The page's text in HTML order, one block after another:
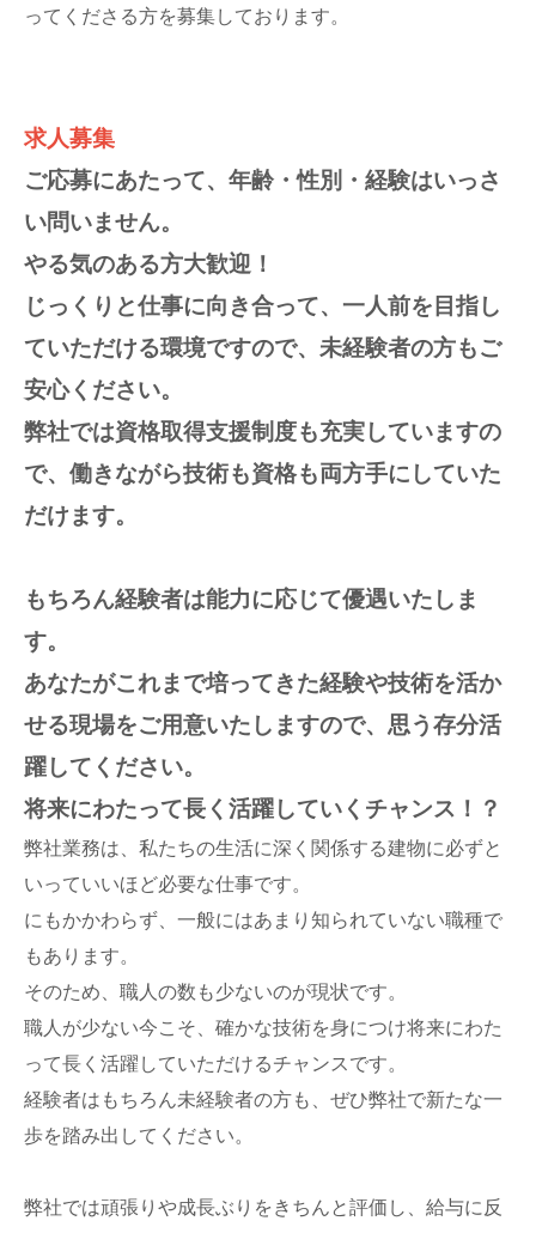
ってくださる方を募集しております。
求人募集
ご応募にあたって、年齢・性別・経験はいっさ
い問いません。
やる気のある方大歓迎！
じっくりと仕事に向き合って、一人前を目指し
ていただける環境ですので、未経験者の方もご
安心ください。
弊社では資格取得支援制度も充実していますの
で、働きながら技術も資格も両方手にしていた
だけます。
もちろん経験者は能力に応じて優遇いたしま
す。
あなたがこれまで培ってきた経験や技術を活か
せる現場をご用意いたしますので、思う存分活
躍してください。
将来にわたって長く活躍していくチャンス！？
弊社業務は、私たちの生活に深く関係する建物に必ずと
いっていいほど必要な仕事です。
にもかかわらず、一般にはあまり知られていない職種で
もあります。
そのため、職人の数も少ないのが現状です。
職人が少ない今こそ、確かな技術を身につけ将来にわた
って長く活躍していただけるチャンスです。
経験者はもちろん未経験者の方も、ぜひ弊社で新たな一
歩を踏み出してください。
弊社では頑張りや成長ぶりをきちんと評価し、給与に反